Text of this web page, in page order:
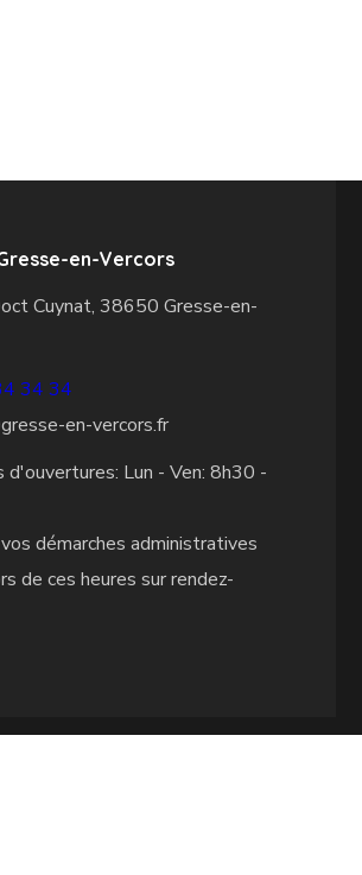
en-Vercors
Cuynat, 38650 Gresse-en-
34 34
en-vercors.fr
d'ouvertures: Lun - Ven: 8h30 -
démarches administratives
de ces heures sur rendez-